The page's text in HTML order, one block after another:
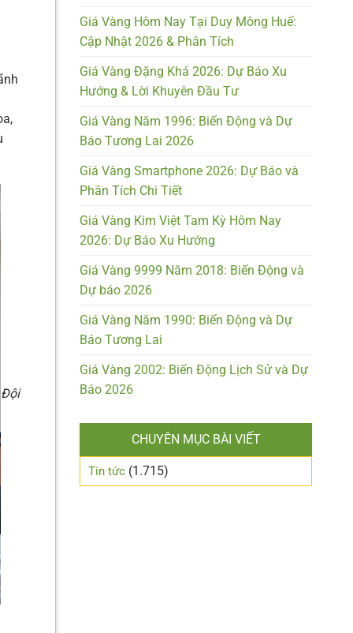
Đội
Giá Vàng Hôm Nay Tại Duy Mông Huế:
Cập Nhật 2026 & Phân Tích
Giá Vàng Đặng Khá 2026: Dự Báo Xu
Hướng & Lời Khuyên Đầu Tư
Giá Vàng Năm 1996: Biến Động và Dự
Báo Tương Lai 2026
Giá Vàng Smartphone 2026: Dự Báo và
Phân Tích Chi Tiết
Giá Vàng Kim Việt Tam Kỳ Hôm Nay
2026: Dự Báo Xu Hướng
Giá Vàng 9999 Năm 2018: Biến Động và
Dự báo 2026
Giá Vàng Năm 1990: Biến Động và Dự
Báo Tương Lai
Giá Vàng 2002: Biến Động Lịch Sử và Dự
Báo 2026
CHUYÊN MỤC BÀI VIẾT
Tin tức (1.715)